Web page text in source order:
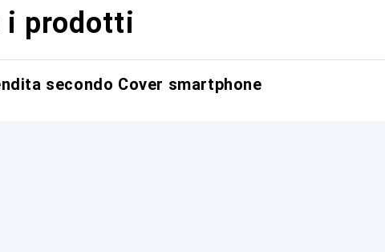
i prodotti
secondo Cover smartphone